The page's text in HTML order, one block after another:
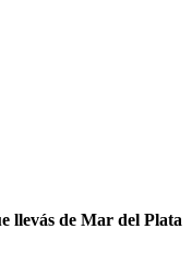
llevás de Mar del Plata